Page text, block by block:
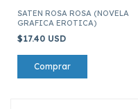
SATEN ROSA ROSA (NOVELA
GRAFICA EROTICA)
$17.40 USD